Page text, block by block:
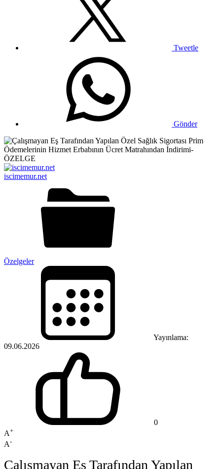
Tweetle
Gönder
iscimemur.net
Özelgeler
Yayınlama:
09.06.2026
0
A+
A-
Çalışmayan Eş Tarafından Yapılan